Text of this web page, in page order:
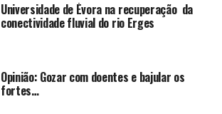
Universidade de Évora na recuperação da
conectividade fluvial do rio Erges
Opinião: Gozar com doentes e bajular os
fortes…